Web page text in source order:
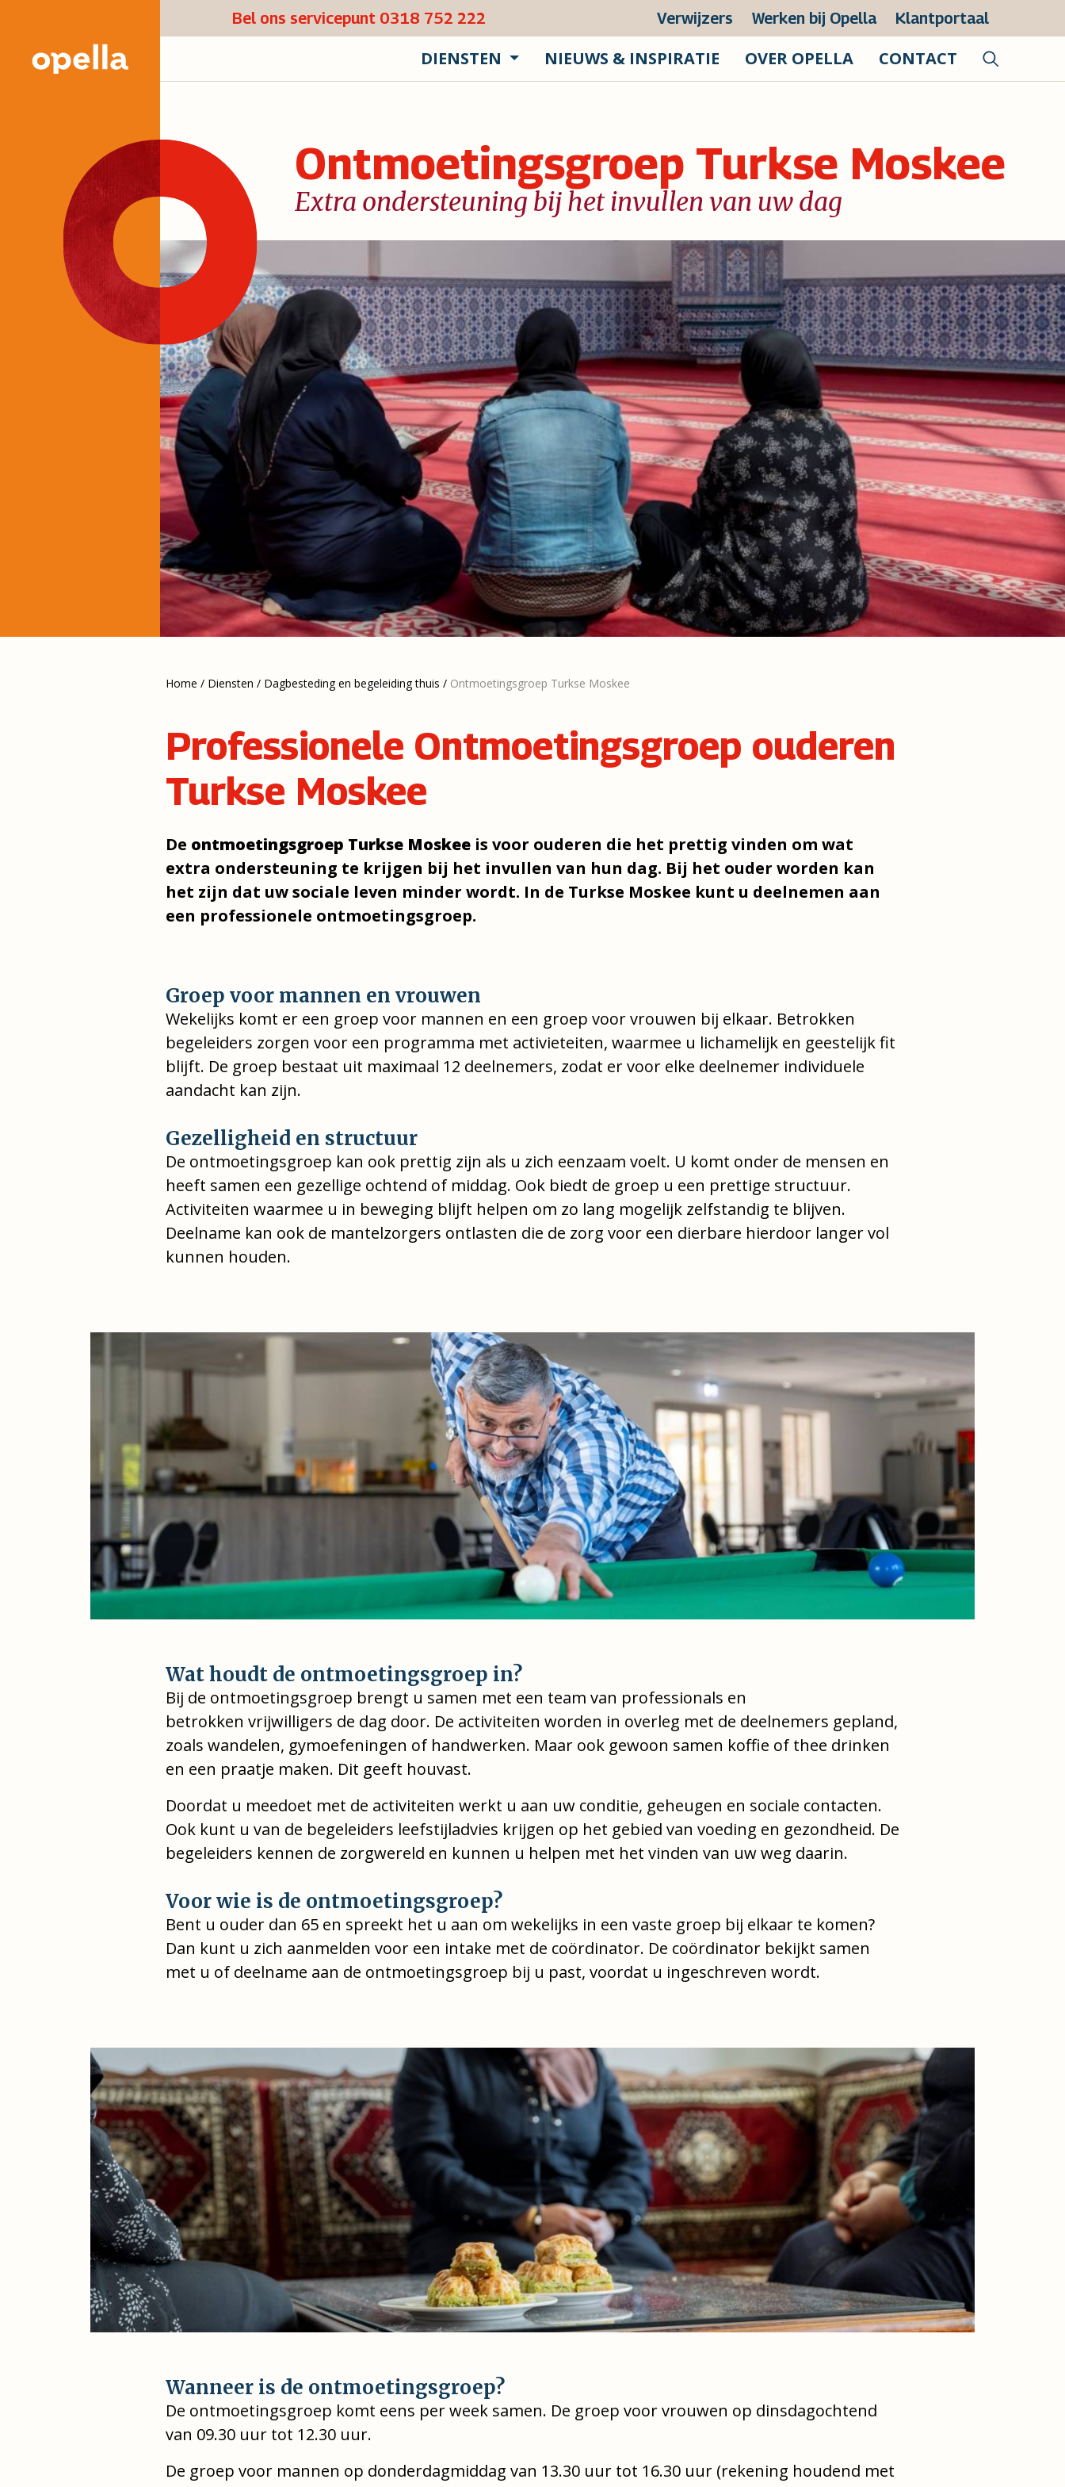
Bel ons servicepunt 0318 752 222 Verwijzers Werken bij Opella Klantportaal
DIENSTEN NIEUWS & INSPIRATIE OVER OPELLA CONTACT
Ontmoetingsgroep Turkse Moskee
Extra ondersteuning bij het invullen van uw dag
Home / Diensten / Dagbesteding en begeleiding thuis / Ontmoetingsgroep Turkse Moskee
Professionele Ontmoetingsgroep ouderen
Turkse Moskee
De ontmoetingsgroep Turkse Moskee is voor ouderen die het prettig vinden om wat
extra ondersteuning te krijgen bij het invullen van hun dag. Bij het ouder worden kan
het zijn dat uw sociale leven minder wordt. In de Turkse Moskee kunt u deelnemen aan
een professionele ontmoetingsgroep.
Groep voor mannen en vrouwen
Wekelijks komt er een groep voor mannen en een groep voor vrouwen bij elkaar. Betrokken
begeleiders zorgen voor een programma met activieteiten, waarmee u lichamelijk en geestelijk fit
blijft. De groep bestaat uit maximaal 12 deelnemers, zodat er voor elke deelnemer individuele
aandacht kan zijn.
Gezelligheid en structuur
De ontmoetingsgroep kan ook prettig zijn als u zich eenzaam voelt. U komt onder de mensen en
heeft samen een gezellige ochtend of middag. Ook biedt de groep u een prettige structuur.
Activiteiten waarmee u in beweging blijft helpen om zo lang mogelijk zelfstandig te blijven.
Deelname kan ook de mantelzorgers ontlasten die de zorg voor een dierbare hierdoor langer vol
kunnen houden.
Wat houdt de ontmoetingsgroep in?
Bij de ontmoetingsgroep brengt u samen met een team van professionals en
betrokken vrijwilligers de dag door. De activiteiten worden in overleg met de deelnemers gepland,
zoals wandelen, gymoefeningen of handwerken. Maar ook gewoon samen koffie of thee drinken
en een praatje maken. Dit geeft houvast.
Doordat u meedoet met de activiteiten werkt u aan uw conditie, geheugen en sociale contacten.
Ook kunt u van de begeleiders leefstijladvies krijgen op het gebied van voeding en gezondheid. De
begeleiders kennen de zorgwereld en kunnen u helpen met het vinden van uw weg daarin.
Voor wie is de ontmoetingsgroep?
Bent u ouder dan 65 en spreekt het u aan om wekelijks in een vaste groep bij elkaar te komen?
Dan kunt u zich aanmelden voor een intake met de coördinator. De coördinator bekijkt samen
met u of deelname aan de ontmoetingsgroep bij u past, voordat u ingeschreven wordt.
Wanneer is de ontmoetingsgroep?
De ontmoetingsgroep komt eens per week samen. De groep voor vrouwen op dinsdagochtend
van 09.30 uur tot 12.30 uur.
De groep voor mannen op donderdagmiddag van 13.30 uur tot 16.30 uur (rekening houdend met